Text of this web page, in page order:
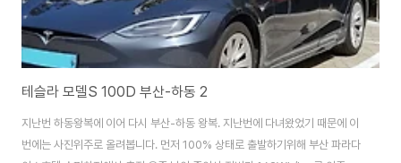
테슬라 모델S 100D 부산-하동 2
지난번 하동왕복에 이어 다시 부산-하동 왕복. 지난번에 다녀왔었기 때문에 이
번에는 사진위주로 올려봅니다. 먼저 100% 상태로 출발하기위해 부산 파라다